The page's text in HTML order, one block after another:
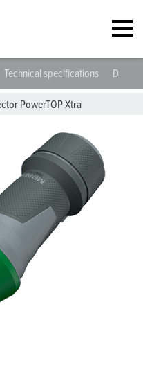
Technical specifications
PowerTOP Xtra